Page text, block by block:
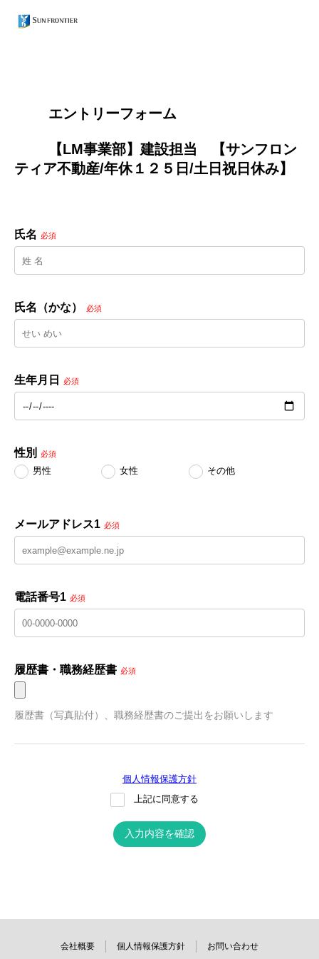
        エントリーフォーム
ティア不動産/年休１２５日/土日祝日休み】
氏名 必須
氏名（かな） 必須
生年月日 必須
性別 必須
男性 女性 その他
メールアドレス1 必須
電話番号1 必須
履歴書・職務経歴書 必須
履歴書（写真貼付）、職務経歴書のご提出をお願いします
個人情報保護方針
上記に同意する
入力内容を確認
会社概要 個人情報保護方針 お問い合わせ